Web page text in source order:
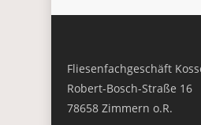
Fliesenfachgeschäft
Robert-Bosch-Straße 16
78658 Zimmern o.R.